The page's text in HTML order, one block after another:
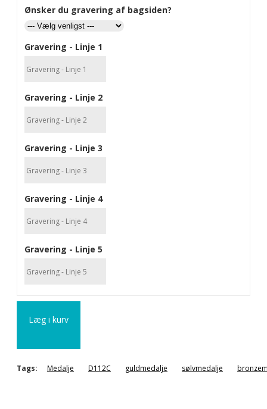
Ønsker du gravering af bagsiden?
Gravering - Linje 1
Gravering - Linje 2
Gravering - Linje 3
Gravering - Linje 4
Gravering - Linje 5
Læg i kurv
Tags: Medalje D112C guldmedalje sølvmedalje